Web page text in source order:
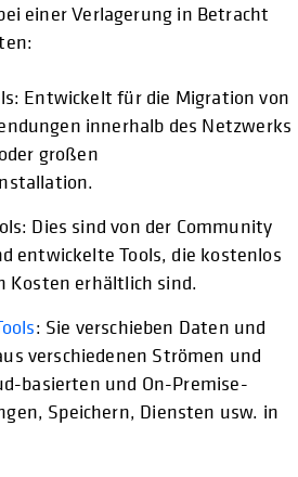
einer Verlagerung in Betracht
Entwickelt für die Migration von
innerhalb des Netzwerks
großen
Dies sind von der Community
entwickelte Tools, die kostenlos
Kosten erhältlich sind.
: Sie verschieben Daten und
verschiedenen Strömen und
basierten und On-Premise-
Speichern, Diensten usw. in